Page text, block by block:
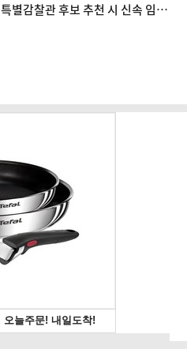
별감찰관 후보 추천 시 신속 임